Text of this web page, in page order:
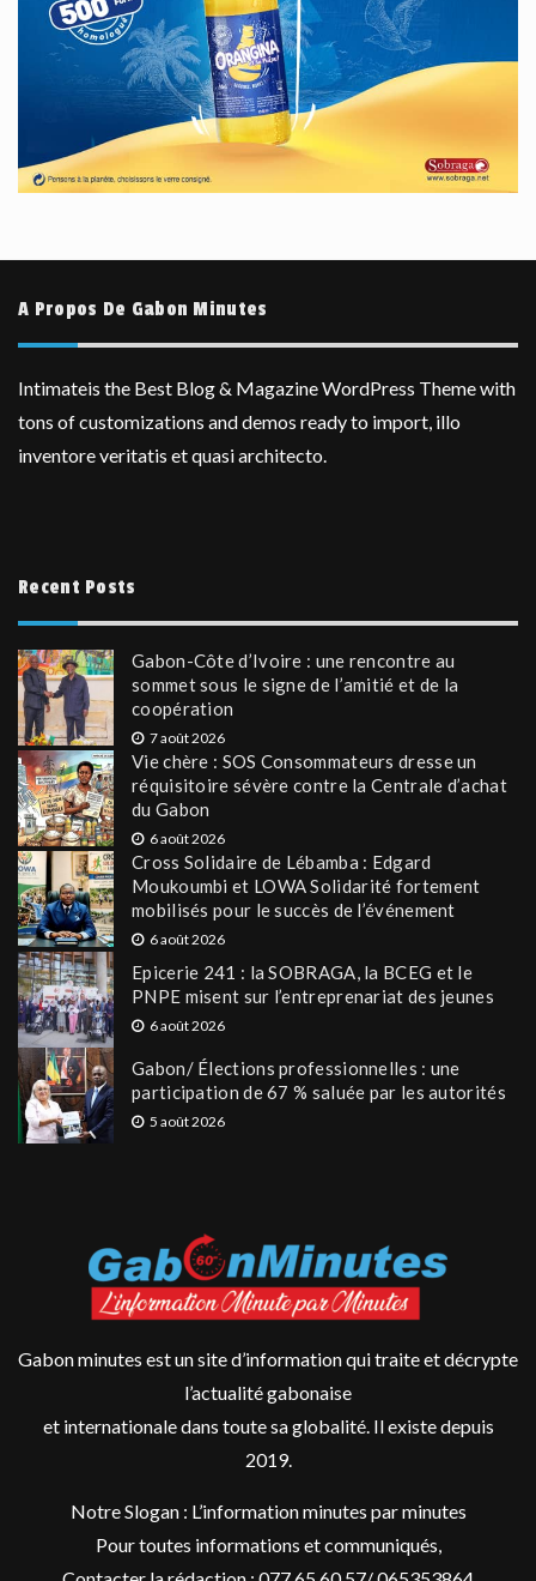
A Propos De Gabon Minutes
Intimateis the Best Blog & Magazine WordPress Theme with
tons of customizations and demos ready to import, illo
inventore veritatis et quasi architecto.
Recent Posts
Gabon-Côte d’Ivoire : une rencontre au
sommet sous le signe de l’amitié et de la
coopération
7 août 2026
Vie chère : SOS Consommateurs dresse un
réquisitoire sévère contre la Centrale d’achat
du Gabon
6 août 2026
Cross Solidaire de Lébamba : Edgard
Moukoumbi et LOWA Solidarité fortement
mobilisés pour le succès de l’événement
6 août 2026
Epicerie 241 : la SOBRAGA, la BCEG et le
PNPE misent sur l’entreprenariat des jeunes
6 août 2026
Gabon/ Élections professionnelles : une
participation de 67 % saluée par les autorités
5 août 2026
Gabon minutes est un site d’information qui traite et décrypte
l’actualité gabonaise
et internationale dans toute sa globalité. Il existe depuis
2019.
Notre Slogan : L’information minutes par minutes
Pour toutes informations et communiqués,